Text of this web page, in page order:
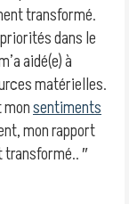
transformé.
dans le
aidé(e) à
matérielles.
sentiments
mon rapport
″